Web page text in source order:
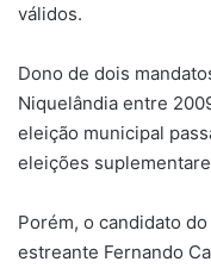
válidos.
Dono de dois
Niquelândia entre
eleição municipal
eleições
Porém, o candidato
estreante Fernando